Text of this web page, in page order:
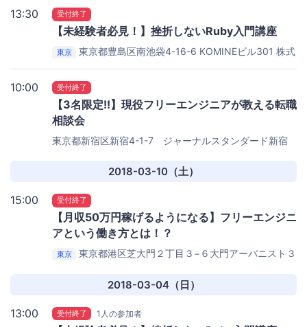
13:30 受付終了
【未経験者必見！】挫折しないRuby入門講座
東京 東京都豊島区南池袋4-16-6 KOMINEビル301 株式
10:00 受付終了
【3名限定!!】現役フリーエンジニアが教える転職
相談会
東京都新宿区新宿4-1-7 ジャーナルスタンダード新宿
2018-03-10（土）
15:00 受付終了
【月収50万円稼げるようになる】フリーエンジニ
アという働き方とは！？
東京
東京都港区芝大門２丁目３−６大門アーバニスト３
2018-03-04（日）
13:00 受付終了 1人の参加者